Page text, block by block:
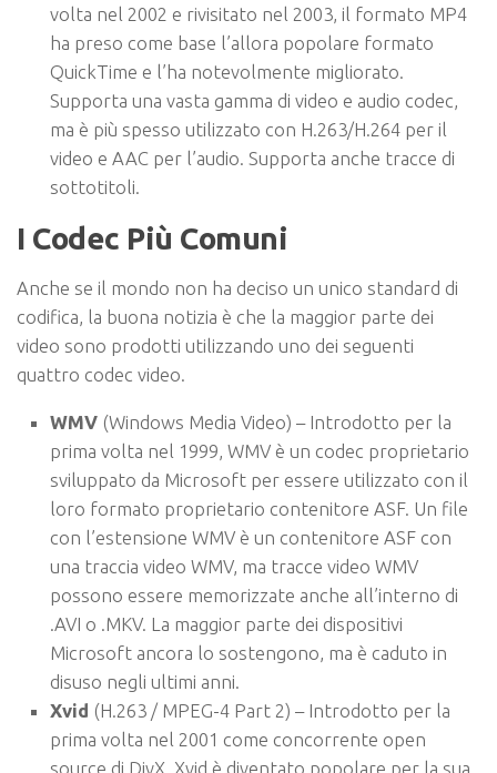
volta nel 2002 e rivisitato nel 2003, il formato MP4
ha preso come base l’allora popolare formato
QuickTime e l’ha notevolmente migliorato.
Supporta una vasta gamma di video e audio codec,
ma è più spesso utilizzato con H.263/H.264 per il
video e AAC per l’audio. Supporta anche tracce di
sottotitoli.
I Codec Più Comuni
Anche se il mondo non ha deciso un unico standard di
codifica, la buona notizia è che la maggior parte dei
video sono prodotti utilizzando uno dei seguenti
quattro codec video.
WMV (Windows Media Video) – Introdotto per la
prima volta nel 1999, WMV è un codec proprietario
sviluppato da Microsoft per essere utilizzato con il
loro formato proprietario contenitore ASF. Un file
con l’estensione WMV è un contenitore ASF con
una traccia video WMV, ma tracce video WMV
possono essere memorizzate anche all’interno di
.AVI o .MKV. La maggior parte dei dispositivi
Microsoft ancora lo sostengono, ma è caduto in
disuso negli ultimi anni.
Xvid (H.263 / MPEG-4 Part 2) – Introdotto per la
prima volta nel 2001 come concorrente open
source di DivX, Xvid è diventato popolare per la sua